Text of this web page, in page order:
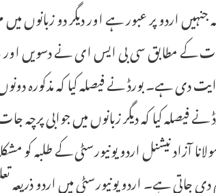
اردو پر عبور ہے اور دیگر دو زبانوں
کے مطابق سی بی ایس ای نے دسویں اور
دی ہے۔ بورڈ نے فیصلہ کیا کہ مذکورہ
فیصلہ کیا کہ دیگر زبانوں میں جوابی پرچہ
آزاد نیشنل اردو یونیورسٹی کے طلبہ کو
جاتی ہے۔ اردو یونیورسٹی میں اردو